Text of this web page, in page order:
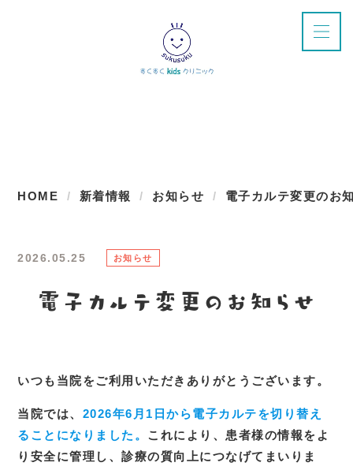
HOME 新着情報 お知らせ 電子カルテ変更のお
2026.05.25 お知らせ
電子カルテ変更のお知らせ
いつも当院をご利用いただきありがとうございます。
当院では、 2026年6月1日から電子カルテを切り替え
ることになりました。 これにより、患者様の情報をよ
り安全に管理し、診療の質向上につなげてまいりま